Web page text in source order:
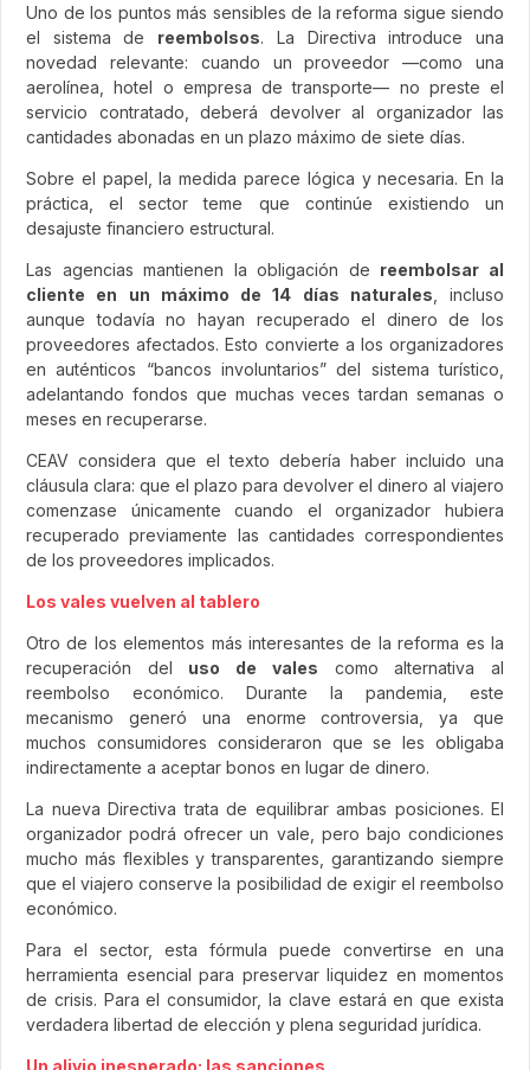
Uno de los puntos más sensibles de la reforma sigue siendo
el sistema de reembolsos. La Directiva introduce una
novedad relevante: cuando un proveedor —como una
aerolínea, hotel o empresa de transporte— no preste el
servicio contratado, deberá devolver al organizador las
cantidades abonadas en un plazo máximo de siete días.
Sobre el papel, la medida parece lógica y necesaria. En la
práctica, el sector teme que continúe existiendo un
desajuste financiero estructural.
Las agencias mantienen la obligación de reembolsar al
cliente en un máximo de 14 días naturales , incluso
aunque todavía no hayan recuperado el dinero de los
proveedores afectados. Esto convierte a los organizadores
en auténticos “bancos involuntarios” del sistema turístico,
adelantando fondos que muchas veces tardan semanas o
meses en recuperarse.
CEAV considera que el texto debería haber incluido una
cláusula clara: que el plazo para devolver el dinero al viajero
comenzase únicamente cuando el organizador hubiera
recuperado previamente las cantidades correspondientes
de los proveedores implicados.
Los vales vuelven al tablero
Otro de los elementos más interesantes de la reforma es la
recuperación del uso de vales como alternativa al
reembolso económico. Durante la pandemia, este
mecanismo generó una enorme controversia, ya que
muchos consumidores consideraron que se les obligaba
indirectamente a aceptar bonos en lugar de dinero.
La nueva Directiva trata de equilibrar ambas posiciones. El
organizador podrá ofrecer un vale, pero bajo condiciones
mucho más flexibles y transparentes, garantizando siempre
que el viajero conserve la posibilidad de exigir el reembolso
económico.
Para el sector, esta fórmula puede convertirse en una
herramienta esencial para preservar liquidez en momentos
de crisis. Para el consumidor, la clave estará en que exista
verdadera libertad de elección y plena seguridad jurídica.
Un alivio inesperado: las sanciones